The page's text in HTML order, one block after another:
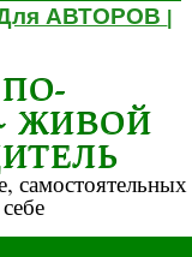
АВТОРОВ
ЖИВОЙ
самостоятельных